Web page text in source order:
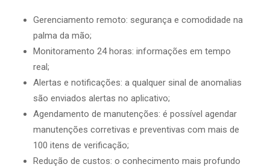
Gerenciamento remoto: segurança e comodidade na
palma da mão;
Monitoramento 24 horas: informações em tempo
real;
Alertas e notificações: a qualquer sinal de anomalias
são enviados alertas no aplicativo;
Agendamento de manutenções: é possível agendar
manutenções corretivas e preventivas com mais de
100 itens de verificação;
Redução de custos: o conhecimento mais profundo